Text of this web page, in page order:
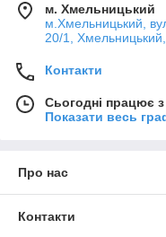
м. Хмельницький
м.Хмельницький,
20/1, Хмельницький,
Контакти
Сьогодні працює
Показати весь
Про нас
Контакти